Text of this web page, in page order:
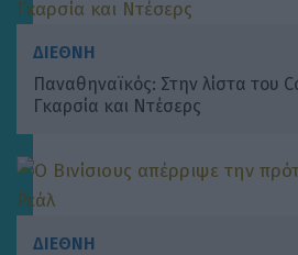
ΔΙΕΘΝΗ
Παναθηναϊκός: Στην λίστα του
Γκαρσία και Ντέσερς
ΔΙΕΘΝΗ